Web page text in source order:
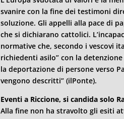
svanire con la fine dei testimoni
soluzione. Gli appelli alla pace di
che si dichiarano cattolici.
normative che, secondo i vescovi
richiedenti asilo” con la
la deportazione di persone verso
vengono descritti” (ilPonte).
Eventi a Riccione, si candida solo
Alla fine non ha stravolto gli esiti